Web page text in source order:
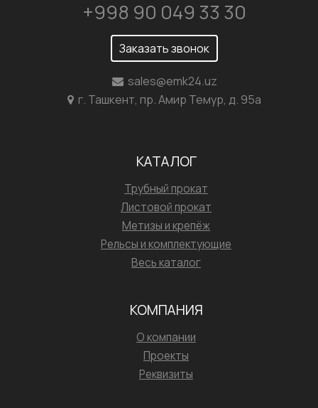
+998 90 049 33 30
Заказать звонок
sales@emk24.uz
г. Ташкент, пр. Амир Темур, д. 95а
КАТАЛОГ
Трубный прокат
Листовой прокат
Метизы и крепёж
Рельсы и комплектующие
Весь каталог
КОМПАНИЯ
О компании
Проекты
Реквизиты